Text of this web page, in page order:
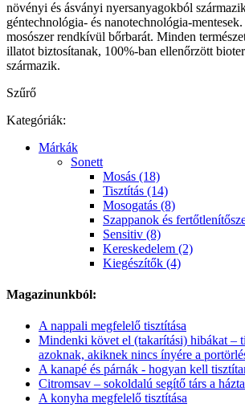
növényi és ásványi nyersanyagokból
géntechnológia- és nanotechnológia-
mosószer rendkívül bőrbarát. Minden
illatot biztosítanak, 100%-ban ellenőrzött
származik.
Szűrő
Kategóriák:
Márkák
Sonett
Mosás (18)
Tisztítás (14)
Mosogatás (8)
Szappanok és
Sensitiv (8)
Kereskedelem (2)
Kiegészítők (4)
Magazinunkból:
A nappali megfelelő tisztítása
Mindenki követ el (takarítási) hibákat –
azoknak, akiknek nincs ínyére a
A kanapé és párnák - hogyan kell
Citromsav – sokoldalú segítő társ a
A konyha megfelelő tisztítása